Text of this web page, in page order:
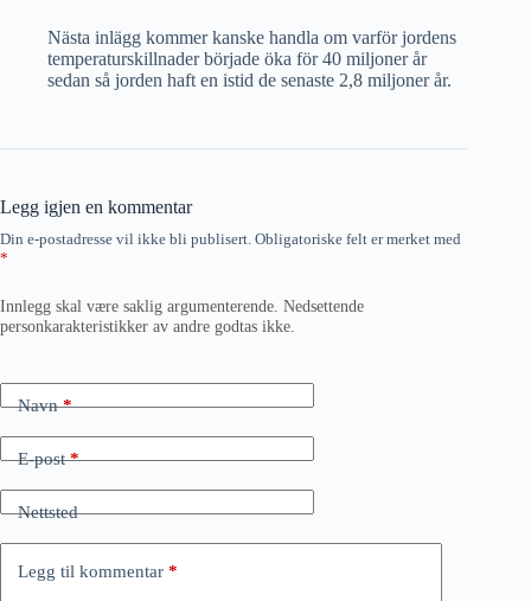
Nästa inlägg kommer kanske handla om varför jordens
temperaturskillnader började öka för 40 miljoner år
sedan så jorden haft en istid de senaste 2,8 miljoner år.
Legg igjen en kommentar
Din e-postadresse vil ikke bli publisert. Obligatoriske felt er merket med
*
Innlegg skal være saklig argumenterende. Nedsettende
personkarakteristikker av andre godtas ikke.
Navn*
E-post*
Nettsted
Legg til kommentar *